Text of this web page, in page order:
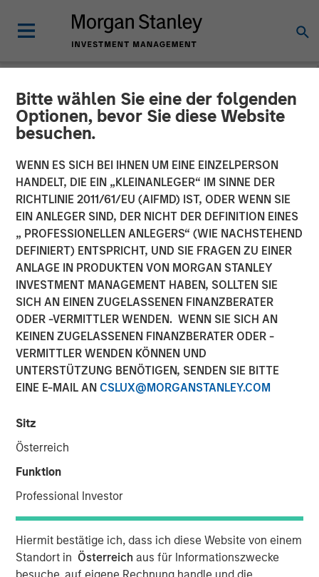
Bitte wählen Sie eine der folgenden
Optionen, bevor Sie diese Website
besuchen.
WENN ES SICH BEI IHNEN UM EINE EINZELPERSON
HANDELT, DIE EIN „KLEINANLEGER“ IM SINNE DER
RICHTLINIE 2011/61/EU (AIFMD) IST, ODER WENN SIE
EIN ANLEGER SIND, DER NICHT DER DEFINITION EINES
„ PROFESSIONELLEN ANLEGERS“ (WIE NACHSTEHEND
DEFINIERT) ENTSPRICHT, UND SIE FRAGEN ZU EINER
ANLAGE IN PRODUKTEN VON MORGAN STANLEY
INVESTMENT MANAGEMENT HABEN, SOLLTEN SIE
SICH AN EINEN ZUGELASSENEN FINANZBERATER
ODER -VERMITTLER WENDEN. WENN SIE SICH AN
KEINEN ZUGELASSENEN FINANZBERATER ODER -
VERMITTLER WENDEN KÖNNEN UND
UNTERSTÜTZUNG BENÖTIGEN, SENDEN SIE BITTE
EINE E-MAIL AN CSLUX@MORGANSTANLEY.COM
Sitz
Österreich
Funktion
Professional Investor
Hiermit bestätige ich, dass ich diese Website von einem
Standort in Österreich aus für Informationszwecke
NEWSROOM
Morgan Stanley Investment
Management and iCapital
expand partnership to
provide Wealth Managers
globally with access to
Private Markets Funds
18 JULI 2022
LONDON
their US partnership to provide more banks and wealth
managers globally with access to a suite of private
iCapital’s market-leading technology platform and
solutions have effectively and efficiently diminished the
historical barriers that wealth managers and their clients
have faced when investing in private markets by